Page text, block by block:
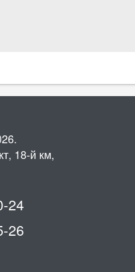
18-й км,
24
26